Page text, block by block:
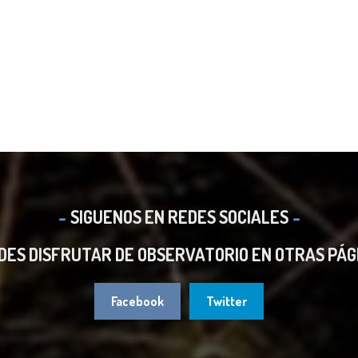
SIGUENOS EN REDES SOCIALES
DISFRUTAR DE OBSERVATORIO EN OTRAS
Facebook Twitter